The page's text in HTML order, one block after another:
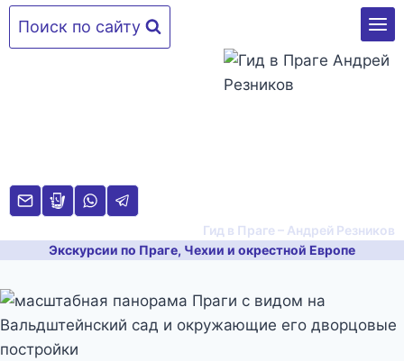
Перейти
Поиск по сайту
Гид в Праге – Андрей Резников
Экскурсии по Праге, Чехии и окрестной Европе